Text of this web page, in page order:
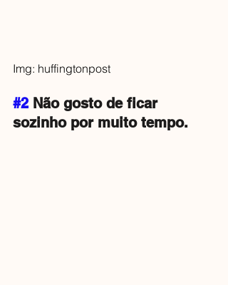
Img: huffingtonpost
#2 Não gosto de ficar
sozinho por muito tempo.